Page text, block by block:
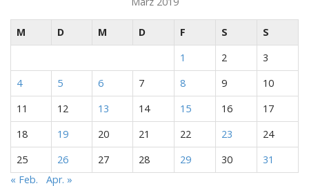
M D M D F S
S
1
2
3
4
5 6 7 8 9
10
11
12 13 14 15 16
17
18
19 20 21 22 23
24
25
26 27 28 29 30
31
« Feb.
Apr. »